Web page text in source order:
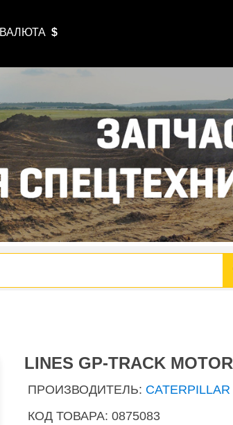
ВАЛЮТА $
LINES GP-TRACK MOTOR
ПРОИЗВОДИТЕЛЬ: CATERPILLAR
КОД ТОВАРА: 0875083